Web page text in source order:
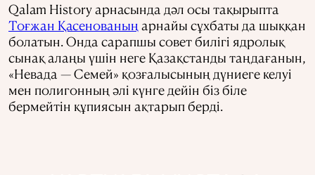
Qalam History арнасында дәл осы тақырыпта
Тоғжан Қасенованың арнайы сұхбаты да шыққан
болатын. Онда сарапшы совет билігі ядролық
сынақ алаңы үшін неге Қазақстанды таңдағанын,
«Невада — Семей» қозғалысының дүниеге келуі
мен полигонның әлі күнге дейін біз біле
бермейтін құпиясын ақтарып берді.